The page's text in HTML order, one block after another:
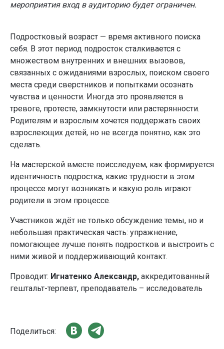
мероприятия вход в аудиторию будет ограничен.
Подростковый возраст — время активного поиска
себя. В этот период подросток сталкивается с
множеством внутренних и внешних вызовов,
связанных с ожиданиями взрослых, поиском своего
места среди сверстников и попытками осознать
чувства и ценности. Иногда это проявляется в
тревоге, протесте, замкнутости или растерянности.
Родителям и взрослым хочется поддержать своих
взрослеющих детей, но не всегда понятно, как это
сделать.
На мастерской вместе поисследуем, как формируется
идентичность подростка, какие трудности в этом
процессе могут возникать и какую роль играют
родители в этом процессе.
Участников ждёт не только обсуждение темы, но и
небольшая практическая часть: упражнение,
помогающее лучше понять подростков и выстроить с
ними живой и поддерживающий контакт.
Проводит: Игнатенко Александр, аккредитованный
гештальт-терпевт, преподаватель – исследователь
Поделиться: